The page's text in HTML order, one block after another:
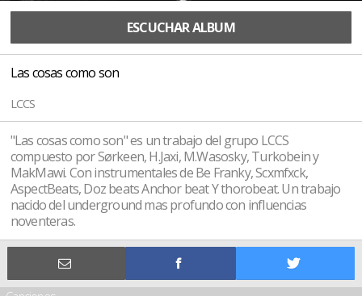
ESCUCHAR ALBUM
Las cosas como son
LCCS
"Las cosas como son" es un trabajo del grupo LCCS
compuesto por Sørkeen, H.Jaxi, M.Wasosky, Turkobein y
MakMawi. Con instrumentales de Be Franky, Scxmfxck,
AspectBeats, Doz beats Anchor beat Y thorobeat. Un trabajo
nacido del underground mas profundo con influencias
noventeras.